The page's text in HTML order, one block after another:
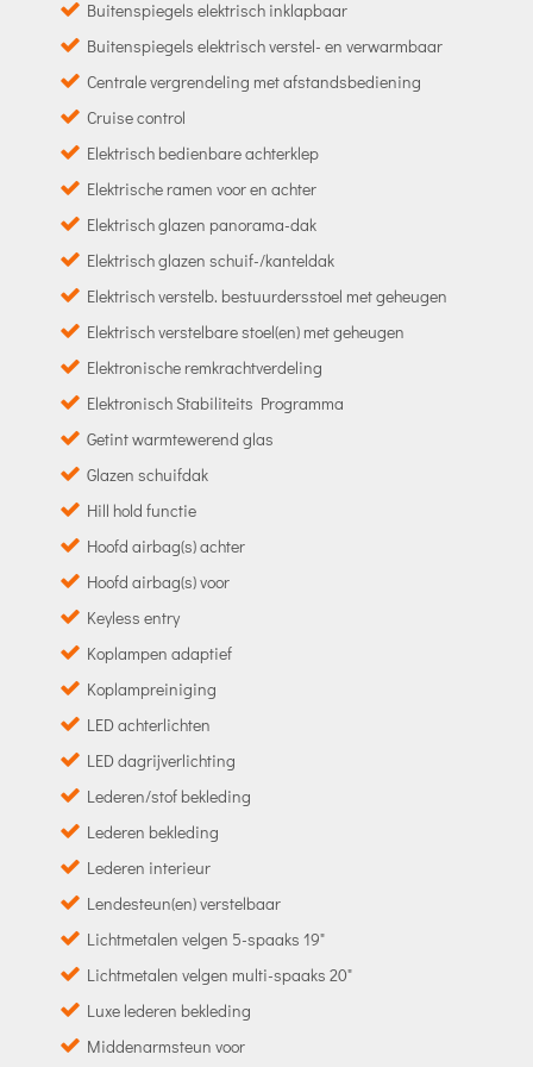
Buitenspiegels elektrisch inklapbaar
Buitenspiegels elektrisch verstel- en verwarmbaar
Centrale vergrendeling met afstandsbediening
Cruise control
Elektrisch bedienbare achterklep
Elektrische ramen voor en achter
Elektrisch glazen panorama-dak
Elektrisch glazen schuif-/kanteldak
Elektrisch verstelb. bestuurdersstoel met geheugen
Elektrisch verstelbare stoel(en) met geheugen
Elektronische remkrachtverdeling
Elektronisch Stabiliteits Programma
Getint warmtewerend glas
Glazen schuifdak
Hill hold functie
Hoofd airbag(s) achter
Hoofd airbag(s) voor
Keyless entry
Koplampen adaptief
Koplampreiniging
LED achterlichten
LED dagrijverlichting
Lederen/stof bekleding
Lederen bekleding
Lederen interieur
Lendesteun(en) verstelbaar
Lichtmetalen velgen 5-spaaks 19"
Lichtmetalen velgen multi-spaaks 20"
Luxe lederen bekleding
Middenarmsteun voor